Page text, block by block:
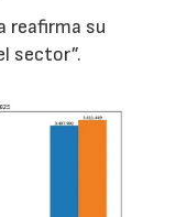
reafirma su
sector”.